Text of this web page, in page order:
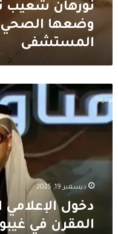
نورهان
وضعها الصحي
المستشفى
دخول
الإعلامي
السعودي
عبد
مضاعفات
خطيرة
ديسمبر 19, 2025
دخول
المقرن في